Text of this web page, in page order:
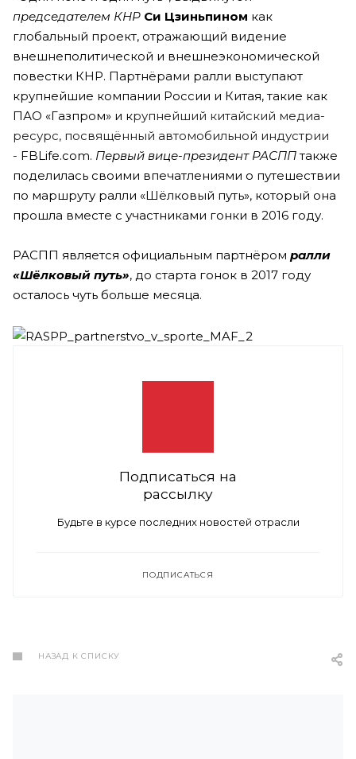
председателем КНР Си Цзиньпином как
глобальный проект, отражающий видение
внешнеполитической и внешнеэкономической
повестки КНР. Партнёрами ралли выступают
крупнейшие компании России и Китая, такие как
ПАО «Газпром» и крупнейший китайский медиа-
ресурс, посвящённый автомобильной индустрии
- FBLife.com. Первый вице-президент РАСППтакже
поделилась своими впечатлениями о путешествии
по маршруту ралли «Шёлковый путь», который она
прошла вместе с участниками гонки в 2016 году.
РАСПП является официальным партнёром ралли
«Шёлковый путь», до старта гонок в 2017 году
осталось чуть больше месяца.
Подписаться на
рассылку
Будьте в курсе последних новостей отрасли
ПОДПИСАТЬСЯ
НАЗАД К СПИСКУ